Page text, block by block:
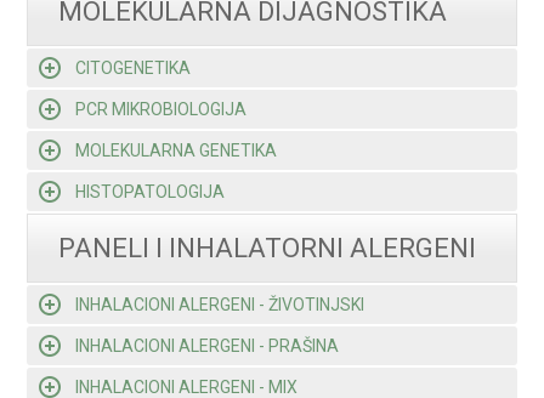
MOLEKULARNA DIJAGNOSTIKA
CITOGENETIKA
PCR MIKROBIOLOGIJA
MOLEKULARNA GENETIKA
HISTOPATOLOGIJA
PANELI I INHALATORNI ALERGENI
INHALACIONI ALERGENI - ŽIVOTINJSKI
INHALACIONI ALERGENI - PRAŠINA
INHALACIONI ALERGENI - MIX